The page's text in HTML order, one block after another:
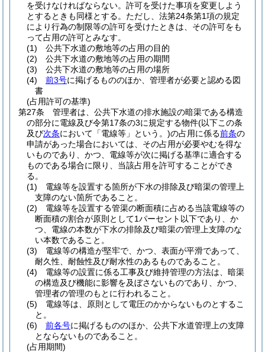
を受けなければならない。 許可を受けた事項を変更しよう
とするときも同様とする。 ただし、法第24条第1項の規定
により行為の制限等の許可を受けたときは、その許可をも
って占用の許可とみなす。
(1)
公共下水道の敷地等の占用の目的
(2)
公共下水道の敷地等の占用の期間
(3)
公共下水道の敷地等の占用の場所
(4)
前3号に掲げるもののほか、管理者が必要と認める図
書
(占用許可の基準)
第27条
管理者は、公共下水道の排水施設の暗渠である構造
の部分に電線及び令第17条の3に規定する物件(以下この条
及び次条において「電線等」という。)の占用に係る前条の
申請があった場合においては、その占用が必要やむを得な
いものであり、かつ、電線等が次に掲げる基準に適合する
ものである場合に限り、当該占用を許可することができ
る。
(1)
電線等を設置する箇所が下水の排除及び暗渠の管理上
支障のない箇所であること。
(2)
電線等を設置する管渠の断面積に占める当該電線等の
断面積の割合が原則として1パーセント以下であり、か
つ、電線の本数が下水の排除及び暗渠の管理上支障のな
い本数であること。
(3)
電線等の構造が堅牢で、かつ、表面が平滑であって、
耐久性、耐蝕性及び耐水性のあるものであること。
(4)
電線等の設置に係る工事及び維持管理の方法は、暗渠
の構造及び機能に影響を及ぼさないものであり、かつ、
管理者の管理のもとに行われること。
(5)
電線等は、原則として電圧のかからないものとするこ
と。
(6)
前各号に掲げるもののほか、公共下水道管理上の支障
とならないものであること。
(占用期間)